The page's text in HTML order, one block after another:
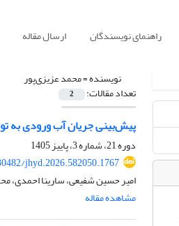
راهنمای نویسندگان ارسال مقاله
نویسنده =محمد عزیزی‌پور
تعداد مقالات: 2
پیش‌بینی جریان آب ورودی به
دوره 21، شماره 3، پاییز 1405
jhyd.2026.582050.1767
امیر حسین شفیعی، سارینا احمدی،
مشاهده مقاله